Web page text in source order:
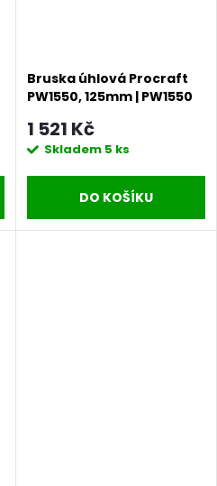
Bruska úhlová Procraft
PW1550, 125mm | PW1550
1 521 Kč
Skladem 5 ks
DO KOŠÍKU